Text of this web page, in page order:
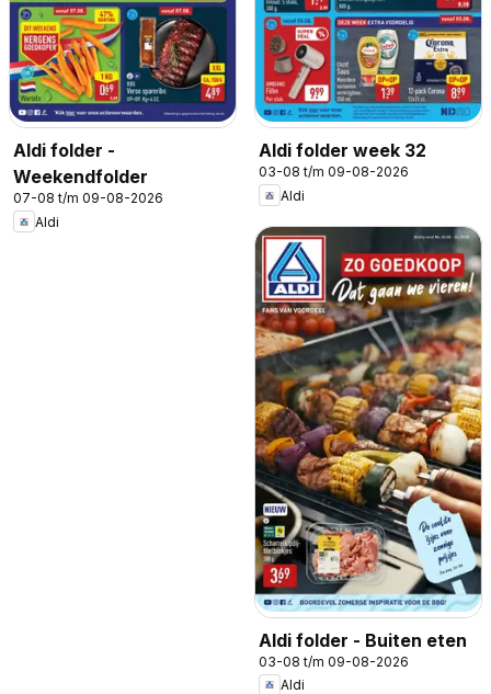
Aldi folder -
Weekendfolder
07-08 t/m 09-08-2026
Aldi
Aldi folder week 32
03-08 t/m 09-08-2026
Aldi
Aldi folder - Buiten eten
03-08 t/m 09-08-2026
Aldi